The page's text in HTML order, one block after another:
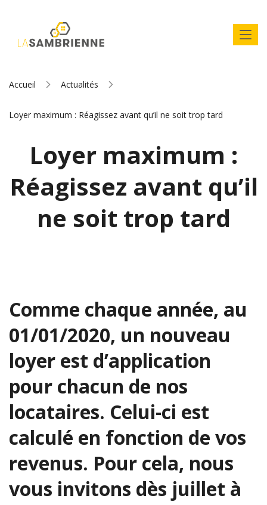
Accueil Actualités
Loyer maximum : Réagissez avant qu’il ne soit trop tard
Loyer maximum :
Réagissez avant qu’il
ne soit trop tard
Comme chaque année, au
01/01/2020, un nouveau
loyer est d’application
pour chacun de nos
locataires. Celui-ci est
calculé en fonction de vos
revenus. Pour cela, nous
vous invitons dès juillet à